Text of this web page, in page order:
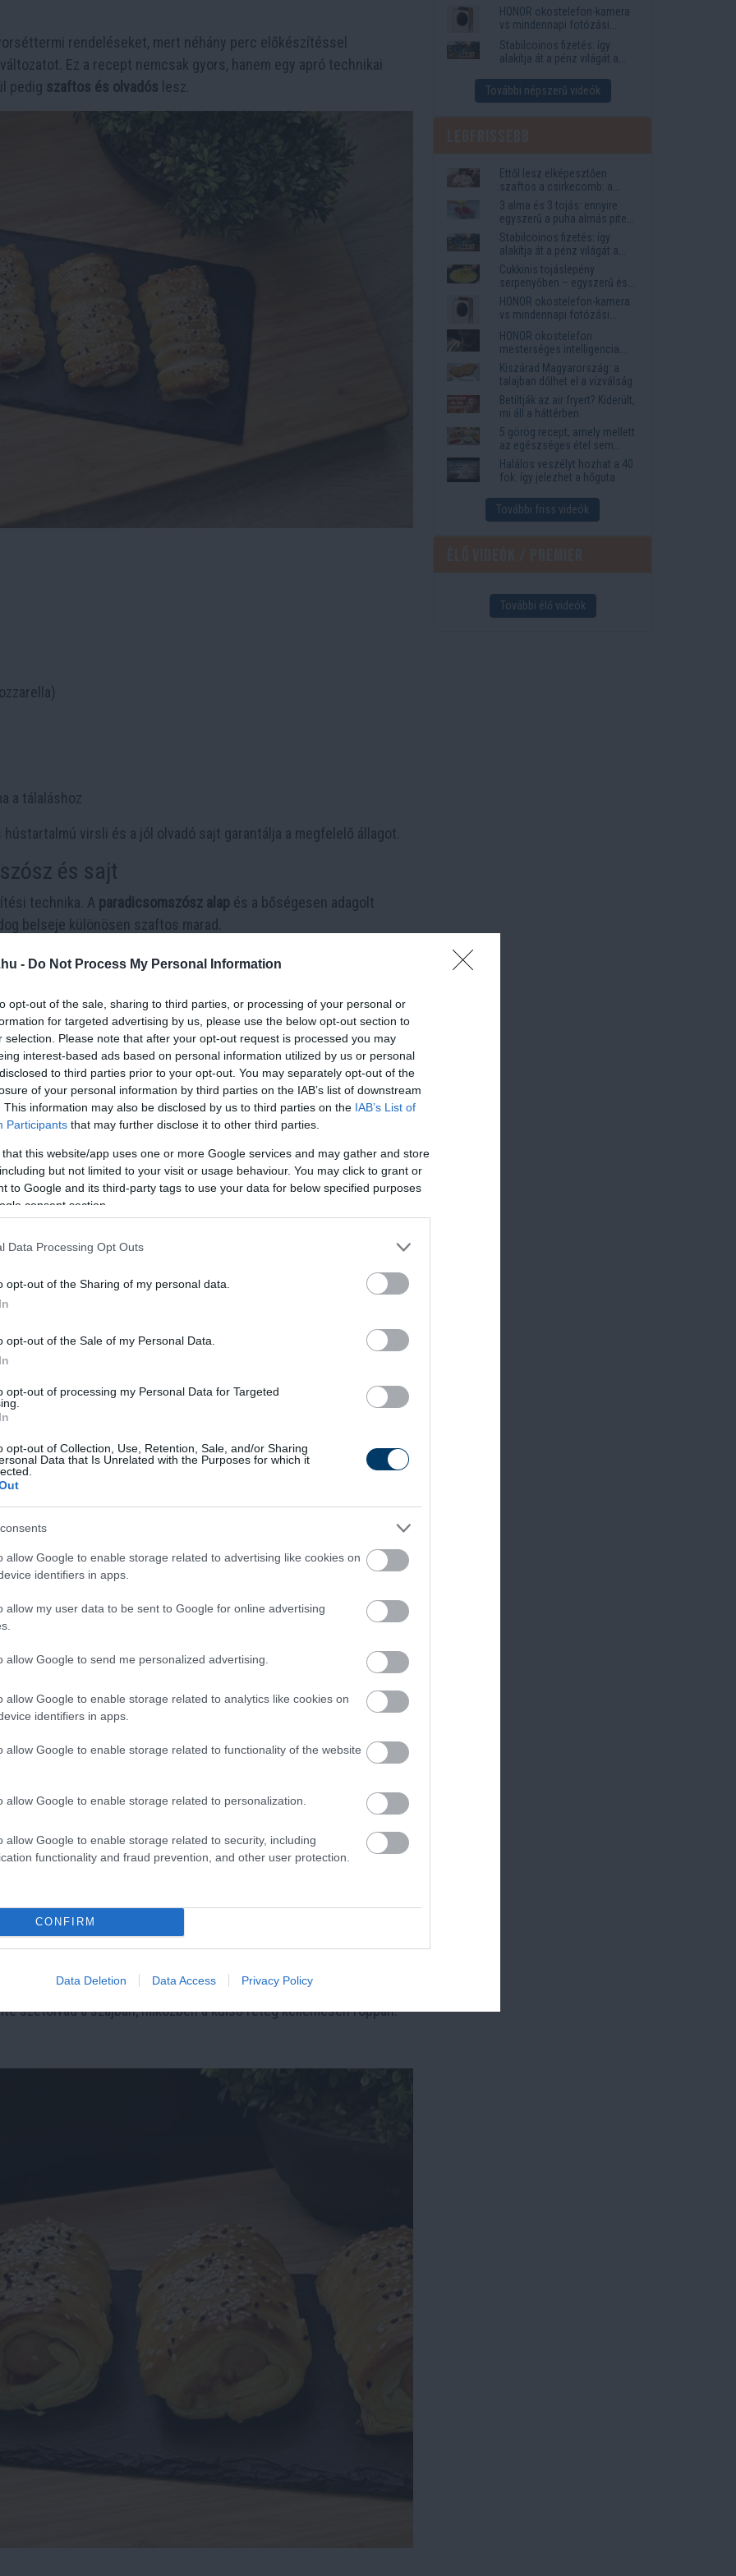
- Do Not Process My Personal Information
opt-out of the sale, sharing to third parties, or processing of your personal or
for targeted advertising by us, please use the below opt-out section to
selection. Please note that after your opt-out request is processed you may
interest-based ads based on personal information utilized by us or personal
to third parties prior to your opt-out. You may separately opt-out of the
of your personal information by third parties on the IAB’s list of downstream
This information may also be disclosed by us to third parties on the IAB’s List of
Participants that may further disclose it to other third parties.
that this website/app uses one or more Google services and may gather and store
but not limited to your visit or usage behaviour. You may click to grant or
to Google and its third-party tags to use your data for below specified purposes
consent section.
Data Processing Opt Outs
opt-out of the Sharing of my personal data.
opt-out of the Sale of my Personal Data.
opt-out of processing my Personal Data for Targeted
opt-out of Collection, Use, Retention, Sale, and/or Sharing
Data that Is Unrelated with the Purposes for which it
allow Google to enable storage related to advertising like cookies on
identifiers in apps.
allow my user data to be sent to Google for online advertising
allow Google to send me personalized advertising.
allow Google to enable storage related to analytics like cookies on
identifiers in apps.
allow Google to enable storage related to functionality of the website
allow Google to enable storage related to personalization.
allow Google to enable storage related to security, including
functionality and fraud prevention, and other user protection.
CONFIRM
Data Deletion Data Access Privacy Policy
rendeléseket, mert néhány perc előkészítéssel
változatot. Ez a recept nemcsak gyors, hanem egy apró technikai
pedig szaftos és olvadós lesz.
a tálaláshoz
virsli és a jól olvadó sajt garantálja a megfelelő állagot.
és sajt
technika. A paradicsomszósz alap és a bőségesen adagolt
belseje különösen szaftos marad.
miközben a tészta kívül aranybarnára sül.
csíkon ejts néhány sekély, átlós bevágást a tetején. Ez a
jobban átsüljön, és különösenropogós rétegeketképezzen.
szórd meg sajttal, majd tekerd fel szorosan.
megjelenésért
majd szórd megszezámmaggal.
elérni az egyenletes, fényes, aranybarna kérget, amely a klasszikus
on 20 percig , amíg a tészta aranybarna és levelesen felpuffadt lesz.
szétolvad a szájban, miközben a külső réteg kellemesen roppan.
funkciók, amelyek
megkönnyítik az életet
HONOR okostelefon-kamera
vs mindennapi fotózási
igények
Stabilcoinos fizetés: így
alakítja át a pénz világát a
Western Union
További népszerű videók
Ettől lesz elképesztően
szaftos a csirkecomb: a
sörös pác a titok
3 alma és 3 tojás: ennyire
egyszerű a puha almás pite
titka
Stabilcoinos fizetés: így
alakítja át a pénz világát a
Visa, a Mastercard és a
Western Union
Cukkinis tojáslepény
serpenyőben – egyszerű és
laktató vacsora
HONOR okostelefon-kamera
vs mindennapi fotózási
igények
HONOR okostelefon
mesterséges intelligencia
funkciók, amelyek
megkönnyítik az életet
Kiszárad Magyarország: a
talajban dőlhet el a vízválság
Betiltják az air fryert? Kiderült,
mi áll a háttérben
5 görög recept, amely mellett
az egészséges étel sem
tűnik lemondásnak
Halálos veszélyt hozhat a 40
fok: így jelezhet a hőguta
További friss videók
További élő videók